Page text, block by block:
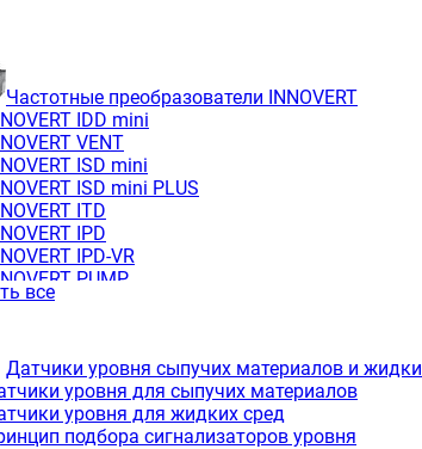
Частотные преобразователи INNOVERT
IDD mini
VENT
ISD mini
ISD mini PLUS
ITD
IРD
IРD-VR
PUMP
все
Датчики уровня сыпучих материалов и
уровня для сыпучих материалов
уровня для жидких сред
подбора сигнализаторов уровня